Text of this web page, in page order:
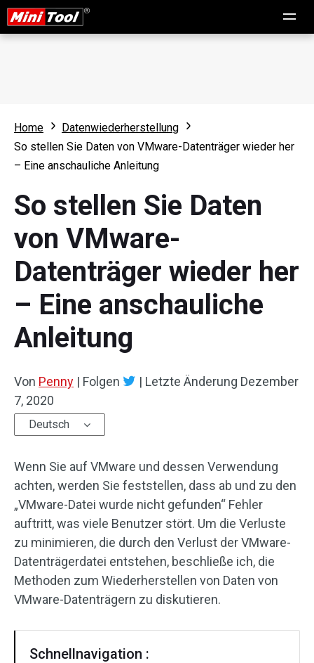
Home
Datenwiederherstellung
So stellen Sie Daten von VMware-Datenträger wieder her
– Eine anschauliche Anleitung
So stellen Sie Daten
von VMware-
Datenträger wieder her
– Eine anschauliche
Anleitung
Von Penny | Folgen | Letzte Änderung Dezember
7, 2020
Deutsch
Wenn Sie auf VMware und dessen Verwendung
achten, werden Sie feststellen, dass ab und zu den
„VMware-Datei wurde nicht gefunden“ Fehler
auftritt, was viele Benutzer stört. Um die Verluste
zu minimieren, die durch den Verlust der VMware-
Datenträgerdatei entstehen, beschließe ich, die
Methoden zum Wiederherstellen von Daten von
VMware-Datenträgern zu diskutieren.
Schnellnavigation :